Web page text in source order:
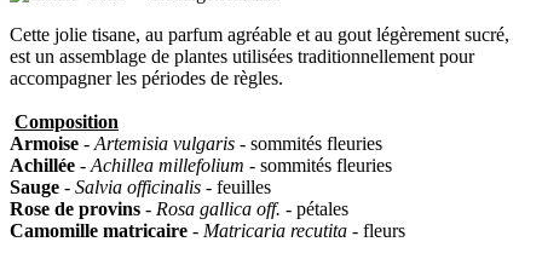
Cette jolie tisane, au parfum agréable et au gout légèrement sucré,
est un assemblage de plantes utilisées traditionnellement pour
accompagner les périodes de règles.
Composition
Armoise - Artemisia vulgaris - sommités fleuries
Achillée - Achillea millefolium - sommités fleuries
Sauge - Salvia officinalis - feuilles
Rose de provins - Rosa gallica off. - pétales
Camomille matricaire - Matricaria recutita - fleurs